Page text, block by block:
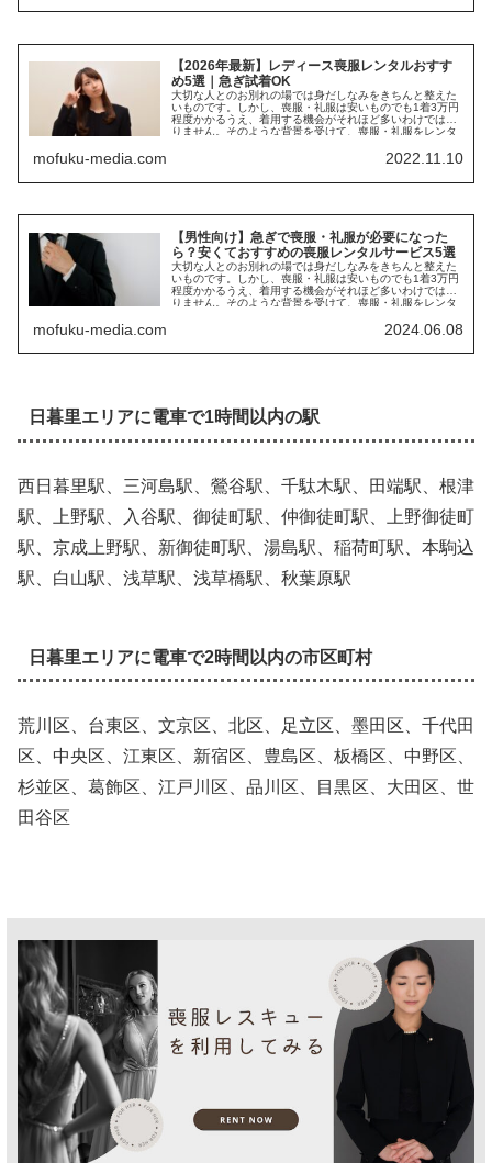
【2026年最新】レディース喪服レンタルおすす
め5選｜急ぎ試着OK
大切な人とのお別れの場では身だしなみをきちんと整えた
いものです。しかし、喪服・礼服は安いものでも1着3万円
程度かかるうえ、着用する機会がそれほど多いわけではあ
りません。そのような背景を受けて、喪服・礼服をレンタ
mofuku-media.com 2022.11.10
【男性向け】急ぎで喪服・礼服が必要になった
ら？安くておすすめの喪服レンタルサービス5選
大切な人とのお別れの場では身だしなみをきちんと整えた
いものです。しかし、喪服・礼服は安いものでも1着3万円
程度かかるうえ、着用する機会がそれほど多いわけではあ
りません。そのような背景を受けて、喪服・礼服をレンタ
mofuku-media.com 2024.06.08
日暮里エリアに電車で1時間以内の駅
西日暮里駅、三河島駅、鶯谷駅、千駄木駅、田端駅、根津
駅、上野駅、入谷駅、御徒町駅、仲御徒町駅、上野御徒町
駅、京成上野駅、新御徒町駅、湯島駅、稲荷町駅、本駒込
駅、白山駅、浅草駅、浅草橋駅、秋葉原駅
日暮里エリアに電車で2時間以内の市区町村
荒川区、台東区、文京区、北区、足立区、墨田区、千代田
区、中央区、江東区、新宿区、豊島区、板橋区、中野区、
杉並区、葛飾区、江戸川区、品川区、目黒区、大田区、世
田谷区